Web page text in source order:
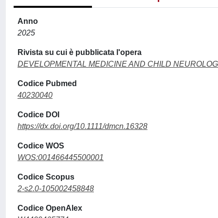
Anno
2025
Rivista su cui è pubblicata l'opera
DEVELOPMENTAL MEDICINE AND CHILD
Codice Pubmed
40230040
Codice DOI
https://dx.doi.org/10.1111/dmcn.16328
Codice WOS
WOS:001466445500001
Codice Scopus
2-s2.0-105002458848
Codice OpenAlex